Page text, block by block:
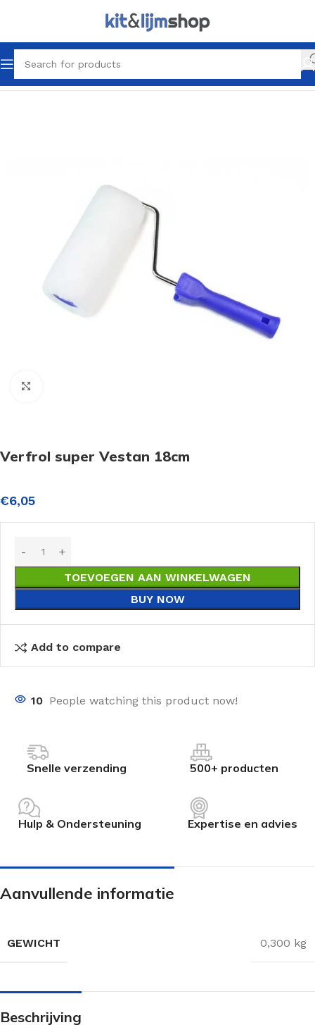
Home Latex & Schilder producten
Verfrol super Vestan 18cm
€6,05
TOEVOEGEN AAN WINKELWAGEN
BUY NOW
Add to compare
10 People watching this product now!
Snelle verzending 500+ producten
Hulp & Ondersteuning Expertise en advies
Aanvullende informatie
GEWICHT 0,300 kg
Beschrijving